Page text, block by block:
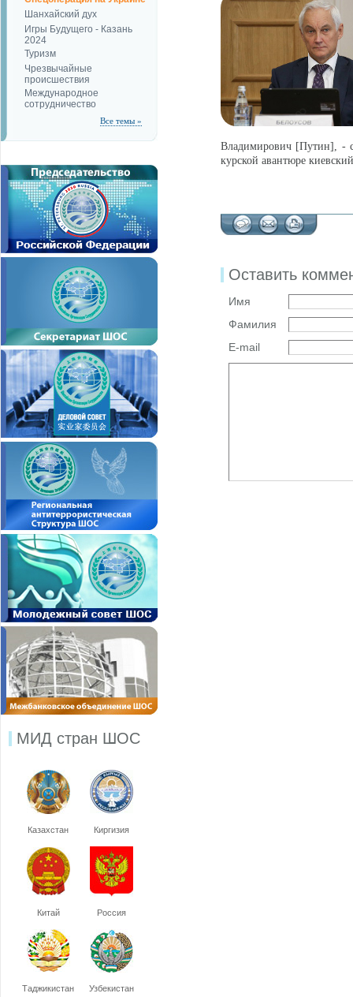
Шанхайский дух
Игры Будущего - Казань
2024
Туризм
Чрезвычайные
происшествия
Международное
сотрудничество
Все темы »
МИД стран ШОС
Казахстан Киргизия
Китай Россия
Таджикистан Узбекистан
Владимирович [Путин], -
курской авантюре
Оставить
Имя
Фамилия
E-mail